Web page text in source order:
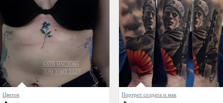
Цветок Портрет солдата и мак